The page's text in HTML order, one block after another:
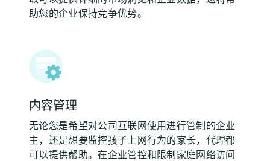
助您的企业保持竞争优势。
内容管理
无论您是希望对公司互联网使用进行管制的企业
主，还是想要监控孩子上网行为的家长，代理都
可以提供帮助。在企业管控和限制家庭网络访问